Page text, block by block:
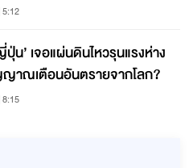
น’ เจอแผ่นดินไหวรุนแรงห่าง
าณเตือนอันตรายจากโลก?